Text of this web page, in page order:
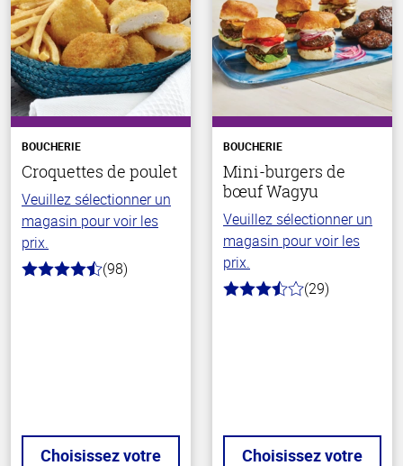
BOUCHERIE
Croquettes de poulet
Veuillez sélectionner un
magasin pour voir les
prix.
4.4
(98)
Choisissez votre
BOUCHERIE
Mini-burgers de
bœuf Wagyu
Veuillez sélectionner un
magasin pour voir les
prix.
3.6
(29)
Choisissez votre